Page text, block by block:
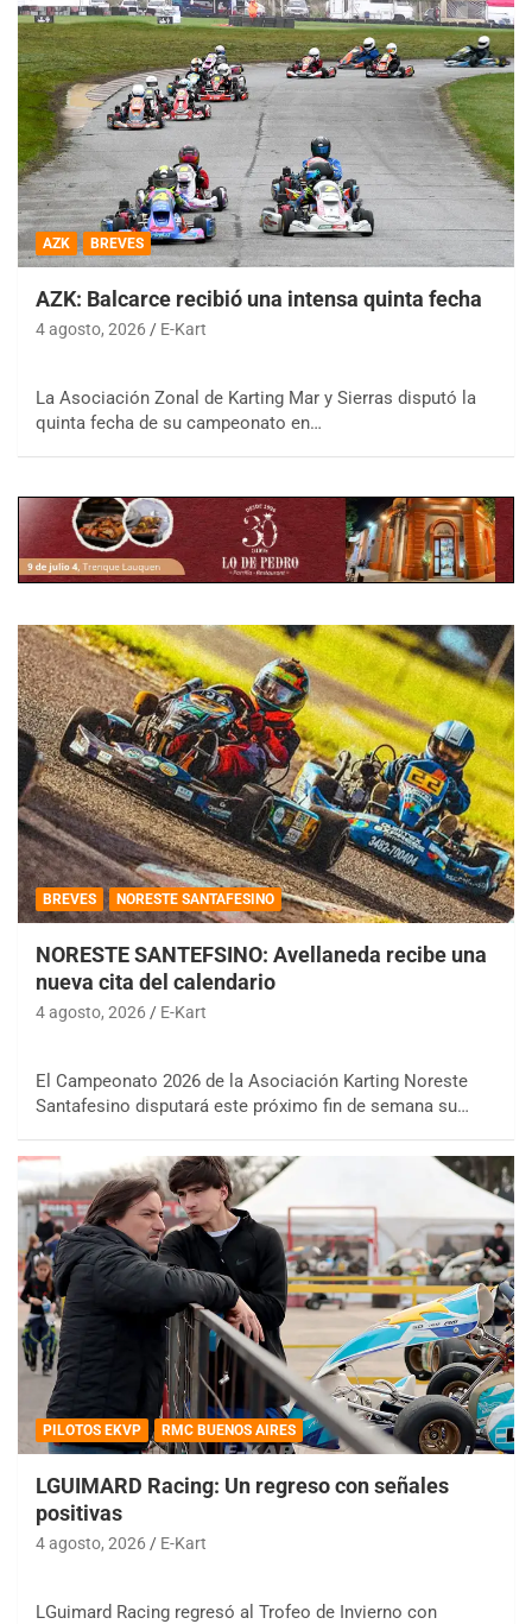
AZK BREVES
AZK: Balcarce recibió una intensa quinta fecha
4 agosto, 2026 E-Kart
La Asociación Zonal de Karting Mar y Sierras disputó la
quinta fecha de su campeonato en…
BREVES NORESTE SANTAFESINO
NORESTE SANTEFSINO: Avellaneda recibe una
nueva cita del calendario
4 agosto, 2026 E-Kart
El Campeonato 2026 de la Asociación Karting Noreste
Santafesino disputará este próximo fin de semana su…
PILOTOS EKVP RMC BUENOS AIRES
LGUIMARD Racing: Un regreso con señales
positivas
4 agosto, 2026 E-Kart
LGuimard Racing regresó al Trofeo de Invierno con